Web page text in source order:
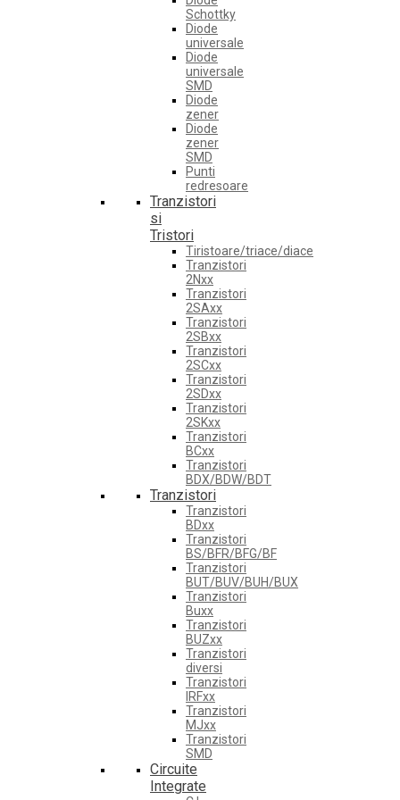
Schottky
Diode
universale
Diode
universale
SMD
Diode
zener
Diode
zener
SMD
Punti
redresoare
Tranzistori
si
Tristori
Tiristoare/triace/diace
Tranzistori
2Nxx
Tranzistori
2SAxx
Tranzistori
2SBxx
Tranzistori
2SCxx
Tranzistori
2SDxx
Tranzistori
2SKxx
Tranzistori
BCxx
Tranzistori
BDX/BDW/BDT
Tranzistori
Tranzistori
BDxx
Tranzistori
BS/BFR/BFG/BF
Tranzistori
BUT/BUV/BUH/BUX
Tranzistori
Buxx
Tranzistori
BUZxx
Tranzistori
diversi
Tranzistori
IRFxx
Tranzistori
MJxx
Tranzistori
SMD
Circuite
Integrate